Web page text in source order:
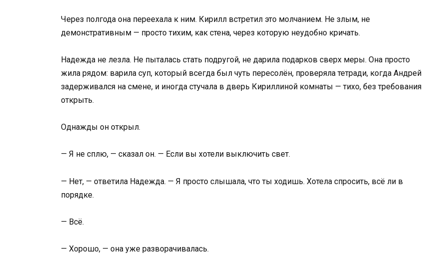
Через полгода она переехала к ним. Кирилл встретил это молчанием. Не злым, не
демонстративным — просто тихим, как стена, через которую неудобно кричать.
Надежда не лезла. Не пыталась стать подругой, не дарила подарков сверх меры. Она просто
жила рядом: варила суп, который всегда был чуть пересолён, проверяла тетради, когда Андрей
задерживался на смене, и иногда стучала в дверь Кириллиной комнаты — тихо, без требования
открыть.
Однажды он открыл.
— Я не сплю, — сказал он. — Если вы хотели выключить свет.
— Нет, — ответила Надежда. — Я просто слышала, что ты ходишь. Хотела спросить, всё ли в
порядке.
— Всё.
— Хорошо, — она уже разворачивалась.